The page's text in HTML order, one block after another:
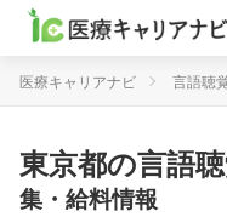
医療キャリアナビ 言語聴
東京都の言語
集・給料情報